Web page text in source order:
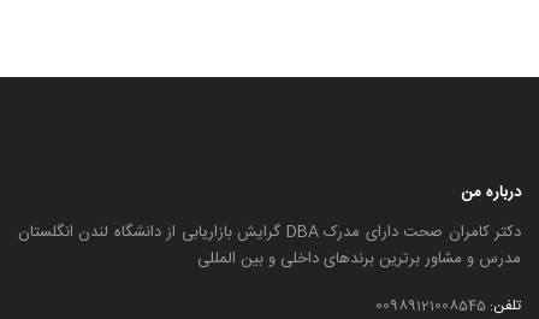
درباره من
دکتر کامران صحت دارای مدرک DBA گرایش بازاریابی از دانشگاه لندن انگلستان
مدرس و مشاور برترین برندهای داخلی و بین المللی
تلفن: